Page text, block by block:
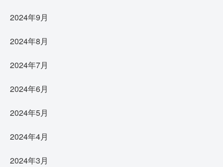
2024年9月
2024年8月
2024年7月
2024年6月
2024年5月
2024年4月
2024年3月